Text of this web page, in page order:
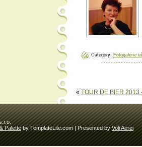
Category: Fotogalerie
« TOUR DE BIER 2013
Paletteby TemplateLite.com | Presented byVoli Aerei